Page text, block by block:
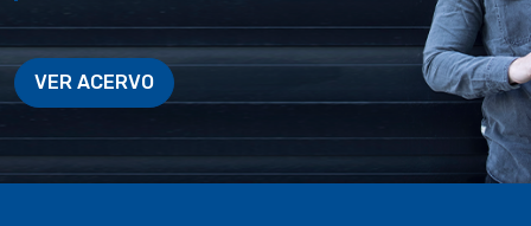
VER ACERVO